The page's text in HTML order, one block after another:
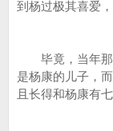
到杨过极其喜爱
毕竟，当年那
是杨康的儿子，而
且长得和杨康有